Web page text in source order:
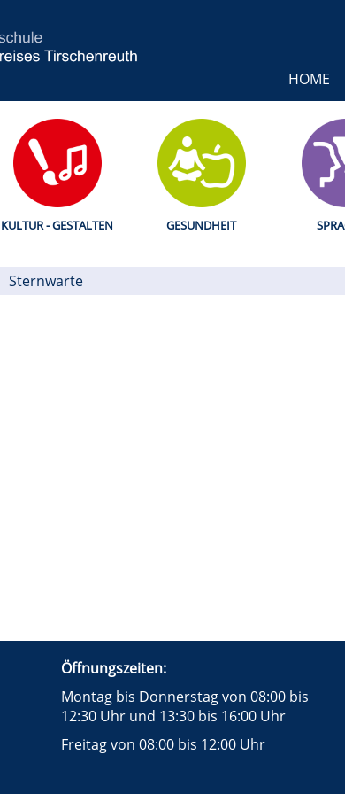
HOME
KULTUR - GESTALTEN GESUNDHEIT
Sternwarte
Öffnungszeiten:
Montag bis Donnerstag von 08:00 bis
12:30 Uhr und 13:30 bis 16:00 Uhr
Freitag von 08:00 bis 12:00 Uhr